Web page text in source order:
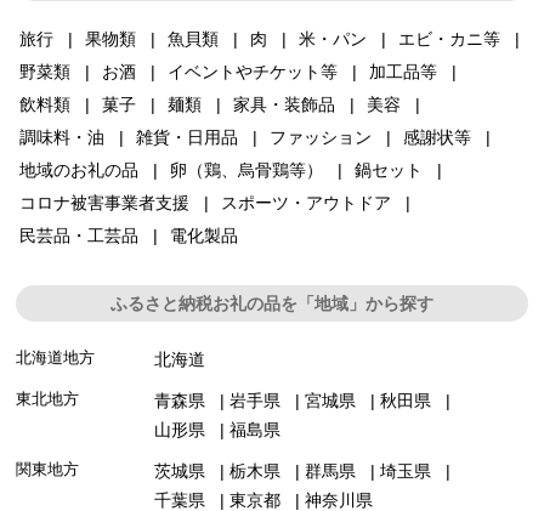
旅行 果物類 魚貝類 肉 米・パン
エビ・カニ等
野菜類
お酒 イベントやチケット等
加工品等
飲料類
菓子 麺類 家具・装飾品
美容
調味料・油
雑貨・日用品 ファッション
感謝状等
地域のお礼の品
卵（鶏、烏骨鶏等）
鍋セット
コロナ被害事業者支援
スポーツ・アウトドア
民芸品・工芸品
電化製品
ふるさと納税お礼の品を「地域」から探す
北海道地方 北海道
東北地方 青森県 岩手県 宮城県
秋田県
山形県
福島県
関東地方 茨城県 栃木県 群馬県
埼玉県
千葉県
東京都 神奈川県